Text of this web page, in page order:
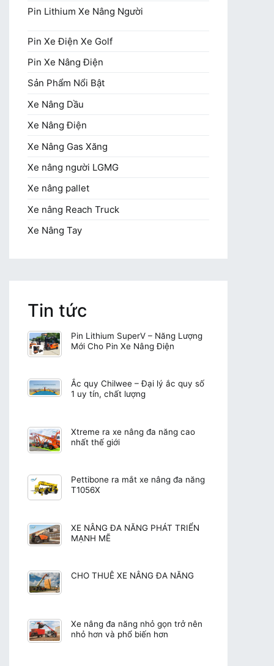
Pin Lithium Xe Nâng Người
Pin Xe Điện Xe Golf
Pin Xe Nâng Điện
Sản Phẩm Nổi Bật
Xe Nâng Dầu
Xe Nâng Điện
Xe Nâng Gas Xăng
Xe nâng người LGMG
Xe nâng pallet
Xe nâng Reach Truck
Xe Nâng Tay
Tin tức
Pin Lithium SuperV – Năng Lượng
Mới Cho Pin Xe Nâng Điện
Ắc quy Chilwee – Đại lý ắc quy số
1 uy tín, chất lượng
Xtreme ra xe nâng đa năng cao
nhất thế giới
Pettibone ra mắt xe nâng đa năng
T1056X
XE NÂNG ĐA NĂNG PHÁT TRIỂN
MẠNH MẼ
CHO THUÊ XE NÂNG ĐA NĂNG
Xe nâng đa năng nhỏ gọn trở nên
nhỏ hơn và phổ biến hơn